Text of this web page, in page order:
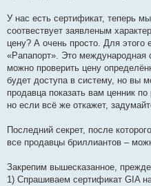
У нас есть сертификат, теперь
соотвествует заявленым
цену? А очень просто. Для этого
«Рапапорт». Это международная
можно проверить цену
будет доступа в систему, но вы
продавца показать вам ценник
но если всё же откажет,
Последний секрет, после
все продавцы бриллиантов –
Закрепим вышесказанное,
1) Спрашиваем сертификат GIA